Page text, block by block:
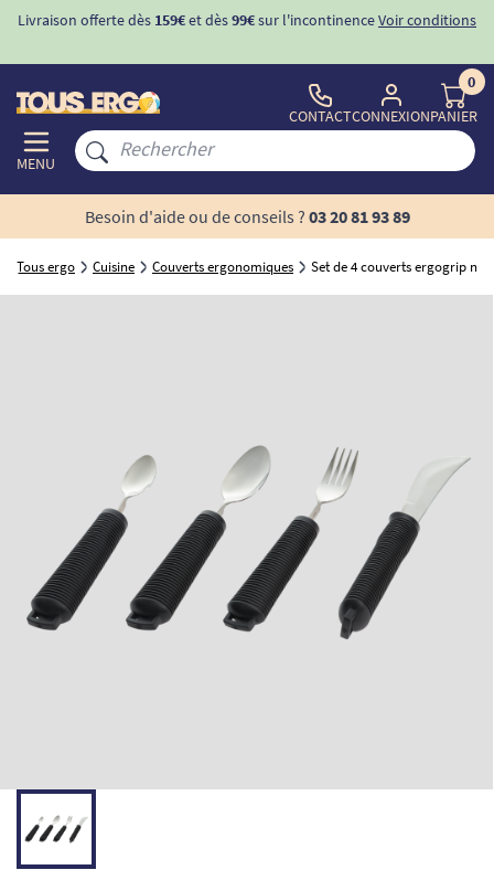
Livraison offerte dès 159€et dès99€sur l'incontinenceVoir conditions
MENU
CONTACTCONNEXION
0
PANIER
Besoin d'aide ou de conseils ? 03 20 81 93 89
Tous ergo Cuisine Couverts ergonomiques Set de 4 couverts ergogrip noir